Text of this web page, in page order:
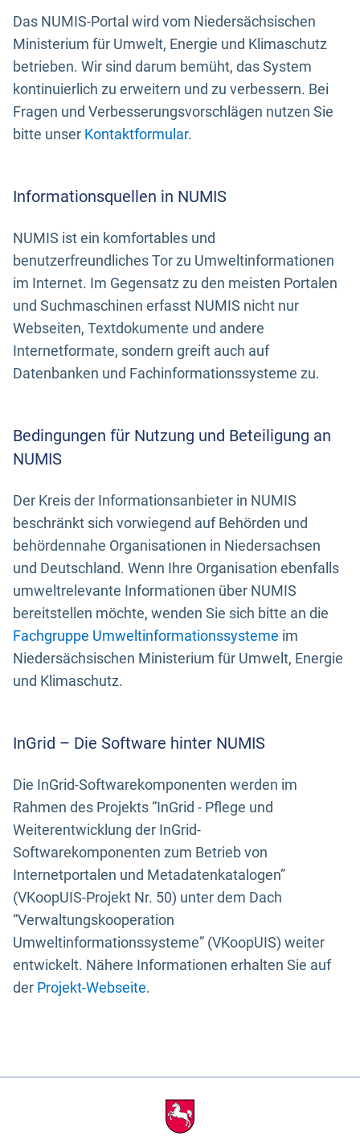
Das NUMIS-Portal wird vom Niedersächsischen
Ministerium für Umwelt, Energie und Klimaschutz
betrieben. Wir sind darum bemüht, das System
kontinuierlich zu erweitern und zu verbessern. Bei
Fragen und Verbesserungsvorschlägen nutzen Sie
bitte unser Kontaktformular.
Informationsquellen in NUMIS
NUMIS ist ein komfortables und
benutzerfreundliches Tor zu Umweltinformationen
im Internet. Im Gegensatz zu den meisten Portalen
und Suchmaschinen erfasst NUMIS nicht nur
Webseiten, Textdokumente und andere
Internetformate, sondern greift auch auf
Datenbanken und Fachinformationssysteme zu.
Bedingungen für Nutzung und Beteiligung an
NUMIS
Der Kreis der Informationsanbieter in NUMIS
beschränkt sich vorwiegend auf Behörden und
behördennahe Organisationen in Niedersachsen
und Deutschland. Wenn Ihre Organisation ebenfalls
umweltrelevante Informationen über NUMIS
bereitstellen möchte, wenden Sie sich bitte an die
Fachgruppe Umweltinformationssysteme im
Niedersächsischen Ministerium für Umwelt, Energie
und Klimaschutz.
InGrid – Die Software hinter NUMIS
Die InGrid-Softwarekomponenten werden im
Rahmen des Projekts “InGrid - Pflege und
Weiterentwicklung der InGrid-
Softwarekomponenten zum Betrieb von
Internetportalen und Metadatenkatalogen”
(VKoopUIS-Projekt Nr. 50) unter dem Dach
“Verwaltungskooperation
Umweltinformationssysteme” (VKoopUIS) weiter
entwickelt. Nähere Informationen erhalten Sie auf
der Projekt-Webseite.